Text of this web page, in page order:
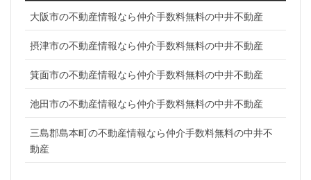
大阪市の不動産情報なら仲介手数料無料の中井不動産
摂津市の不動産情報なら仲介手数料無料の中井不動産
箕面市の不動産情報なら仲介手数料無料の中井不動産
池田市の不動産情報なら仲介手数料無料の中井不動産
三島郡島本町の不動産情報なら仲介手数料無料の中井不
動産